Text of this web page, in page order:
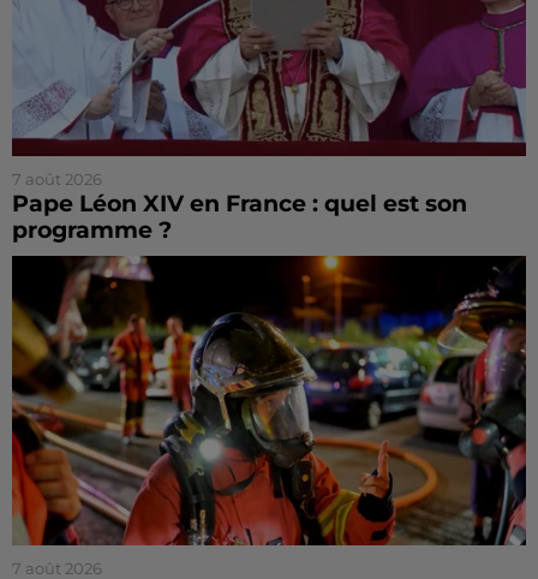
7 août 2026
Pape Léon XIV en France : quel est son
programme ?
7 août 2026